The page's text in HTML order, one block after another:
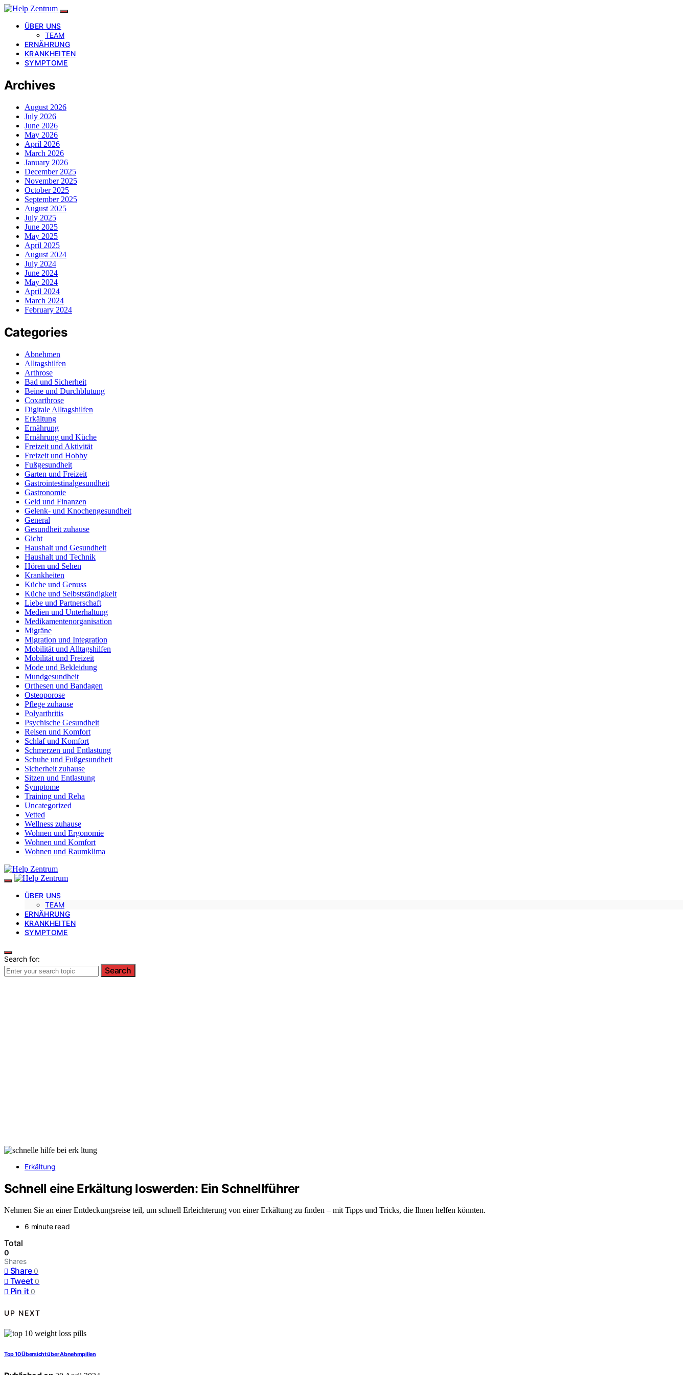
ÜBER UNS
TEAM
ERNÄHRUNG
KRANKHEITEN
SYMPTOME
Archives
August 2026
July 2026
June 2026
May 2026
April 2026
March 2026
January 2026
December 2025
November 2025
October 2025
September 2025
August 2025
July 2025
June 2025
May 2025
April 2025
August 2024
July 2024
June 2024
May 2024
April 2024
March 2024
February 2024
Categories
Abnehmen
Alltagshilfen
Arthrose
Bad und Sicherheit
Beine und Durchblutung
Coxarthrose
Digitale Alltagshilfen
Erkältung
Ernährung
Ernährung und Küche
Freizeit und Aktivität
Freizeit und Hobby
Fußgesundheit
Garten und Freizeit
Gastrointestinalgesundheit
Gastronomie
Geld und Finanzen
Gelenk- und Knochengesundheit
General
Gesundheit zuhause
Gicht
Haushalt und Gesundheit
Haushalt und Technik
Hören und Sehen
Krankheiten
Küche und Genuss
Küche und Selbstständigkeit
Liebe und Partnerschaft
Medien und Unterhaltung
Medikamentenorganisation
Migräne
Migration und Integration
Mobilität und Alltagshilfen
Mobilität und Freizeit
Mode und Bekleidung
Mundgesundheit
Orthesen und Bandagen
Osteoporose
Pflege zuhause
Polyarthritis
Psychische Gesundheit
Reisen und Komfort
Schlaf und Komfort
Schmerzen und Entlastung
Schuhe und Fußgesundheit
Sicherheit zuhause
Sitzen und Entlastung
Symptome
Training und Reha
Uncategorized
Vetted
Wellness zuhause
Wohnen und Ergonomie
Wohnen und Komfort
Wohnen und Raumklima
ÜBER UNS
TEAM
ERNÄHRUNG
KRANKHEITEN
SYMPTOME
Search for:
Search
Erkältung
Schnell eine Erkältung loswerden: Ein Schnellführer
Nehmen Sie an einer Entdeckungsreise teil, um schnell Erleichterung von einer Erkältung zu finden – mit Tipps und Tricks, die Ihnen helfen könnten.
6 minute read
Total
0
Shares
Share 0
Tweet 0
Pin it 0
UP NEXT
Top 10 Übersicht über Abnehmpillen